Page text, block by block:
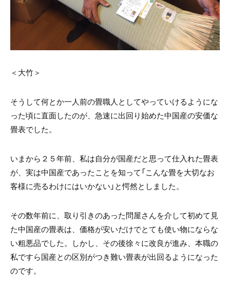
＜大竹＞
そうして何とか一人前の畳職人としてやっていけるようにな
った頃に直面したのが、急速に出回り始めた中国産の安価な
畳表でした。
いまから２５年前、私は自分が国産だと思って仕入れた畳表
が、実は中国産であったことを知って「こんな畳を大切なお
客様に売るわけにはいかない」と愕然としました。
その数年前に、取り引きのあった問屋さんを介して初めて見
た中国産の畳表は、価格が安いだけでとても使い物にならな
い粗悪品でした。しかし、その後徐々に改良が進み、本職の
私ですら国産との区別がつき難い畳表が出回るようになった
のです。